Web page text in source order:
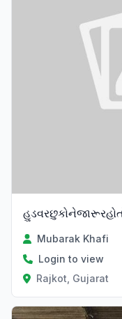
Mubarak Khafi
Login to view
Rajkot, Gujarat